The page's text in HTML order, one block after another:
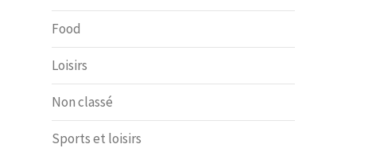
Food
Loisirs
Non classé
Sports et loisirs